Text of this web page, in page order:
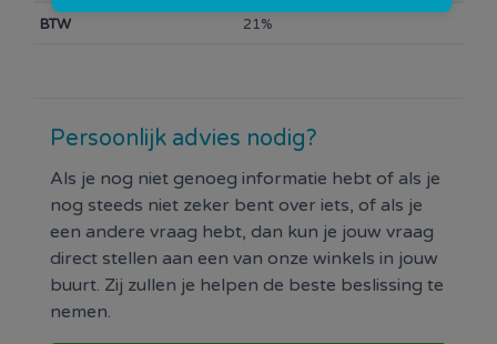
BTW 21%
Persoonlijk advies nodig?
Als je nog niet genoeg informatie hebt of als je
nog steeds niet zeker bent over iets, of als je
een andere vraag hebt, dan kun je jouw vraag
direct stellen aan een van onze winkels in jouw
buurt. Zij zullen je helpen de beste beslissing te
nemen.